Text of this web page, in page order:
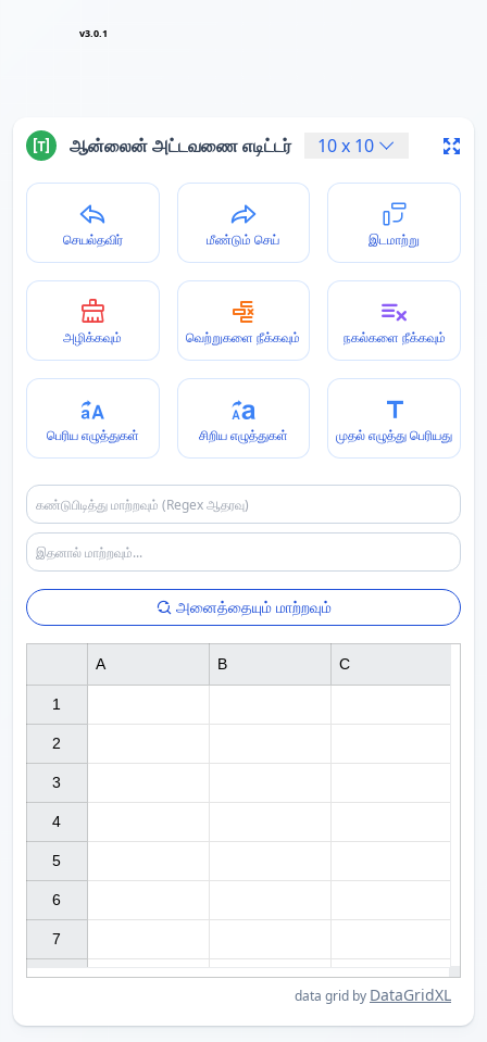
v3.0.1
ஆன்லைன் அட்டவணை எடிட்டர் 10x 10
செயல்தவிர் மீண்டும் செய் இடமாற்று
அழிக்கவும் வெற்றுகளை நீக்கவும் நகல்களை நீக்கவும்
பெரிய எழுத்துகள் சிறிய எழுத்துகள் முதல் எழுத்து பெரியது
அனைத்தையும் மாற்றவும்
data grid by DataGridXL
1
2
3
4
5
6
7
A B C